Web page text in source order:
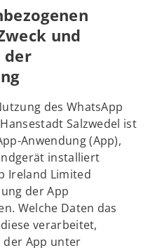
und
der
des WhatsApp
Salzwedel ist
Anwendung (App),
installiert
Ireland Limited
der App
Welche Daten das
verarbeitet,
der App unter